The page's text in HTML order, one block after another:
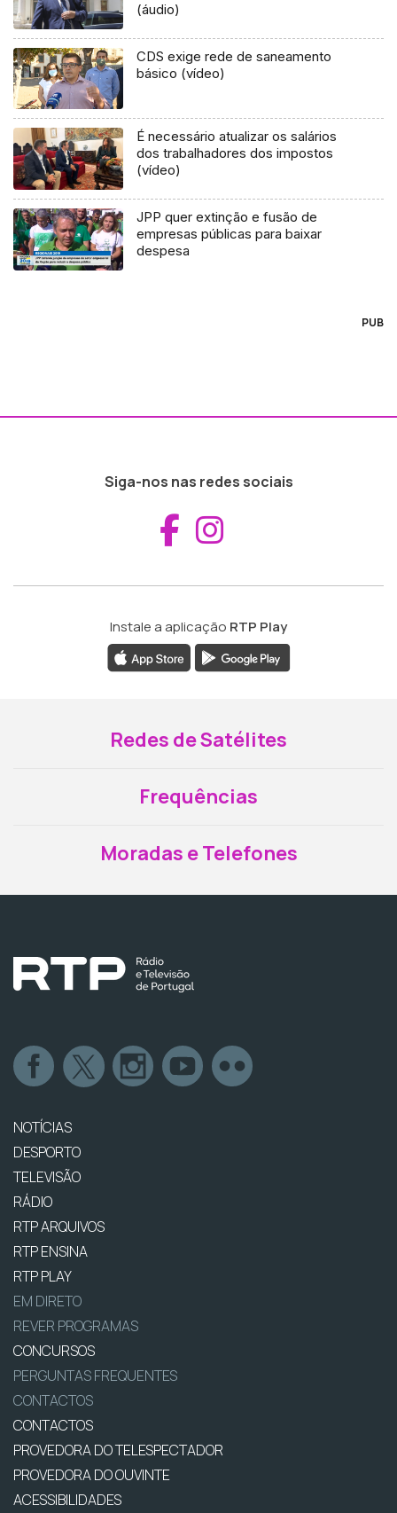
(áudio)
CDS exige rede de saneamento
básico (vídeo)
É necessário atualizar os salários
dos trabalhadores dos impostos
(vídeo)
JPP quer extinção e fusão de
empresas públicas para baixar
despesa
PUB
Siga-nos nas redes sociais
Aceder ao
Instale a aplicação RTP Play
Redes de Satélites
Frequências
Moradas e Telefones
NOTÍCIAS
DESPORTO
TELEVISÃO
RÁDIO
RTP ARQUIVOS
RTP ENSINA
RTP PLAY
EM DIRETO
REVER PROGRAMAS
CONCURSOS
PERGUNTAS FREQUENTES
CONTACTOS
CONTACTOS
PROVEDORA DO TELESPECTADOR
PROVEDORA DO OUVINTE
ACESSIBILIDADES